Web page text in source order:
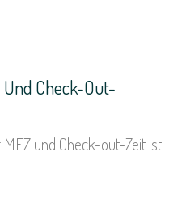
Und Check-Out-
und Check-out-Zeit ist